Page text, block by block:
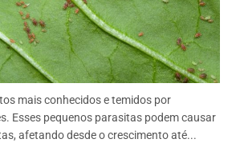
mais conhecidos e temidos por
Esses pequenos parasitas podem causar
afetando desde o crescimento até...